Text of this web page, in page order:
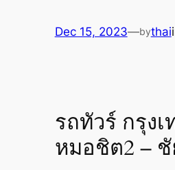
Dec 15, 2023—bythai
รถทัวร์ กรุง
หมอชิต2 –